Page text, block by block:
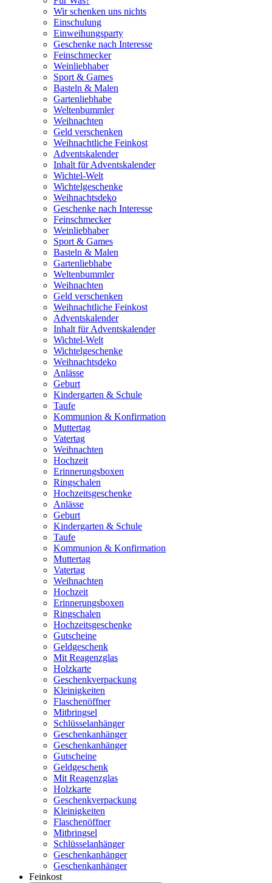
Wir schenken uns nichts
Einschulung
Einweihungsparty
Geschenke nach Interesse
Feinschmecker
Weinliebhaber
Sport & Games
Basteln & Malen
Gartenliebhabe
Weltenbummler
Weihnachten
Geld verschenken
Weihnachtliche Feinkost
Adventskalender
Inhalt für Adventskalender
Wichtel-Welt
Wichtelgeschenke
Weihnachtsdeko
Geschenke nach Interesse
Feinschmecker
Weinliebhaber
Sport & Games
Basteln & Malen
Gartenliebhabe
Weltenbummler
Weihnachten
Geld verschenken
Weihnachtliche Feinkost
Adventskalender
Inhalt für Adventskalender
Wichtel-Welt
Wichtelgeschenke
Weihnachtsdeko
Anlässe
Geburt
Kindergarten & Schule
Taufe
Kommunion & Konfirmation
Muttertag
Vatertag
Weihnachten
Hochzeit
Erinnerungsboxen
Ringschalen
Hochzeitsgeschenke
Anlässe
Geburt
Kindergarten & Schule
Taufe
Kommunion & Konfirmation
Muttertag
Vatertag
Weihnachten
Hochzeit
Erinnerungsboxen
Ringschalen
Hochzeitsgeschenke
Gutscheine
Geldgeschenk
Mit Reagenzglas
Holzkarte
Geschenkverpackung
Kleinigkeiten
Flaschenöffner
Mitbringsel
Schlüsselanhänger
Geschenkanhänger
Geschenkanhänger
Gutscheine
Geldgeschenk
Mit Reagenzglas
Holzkarte
Geschenkverpackung
Kleinigkeiten
Flaschenöffner
Mitbringsel
Schlüsselanhänger
Geschenkanhänger
Geschenkanhänger
Feinkost